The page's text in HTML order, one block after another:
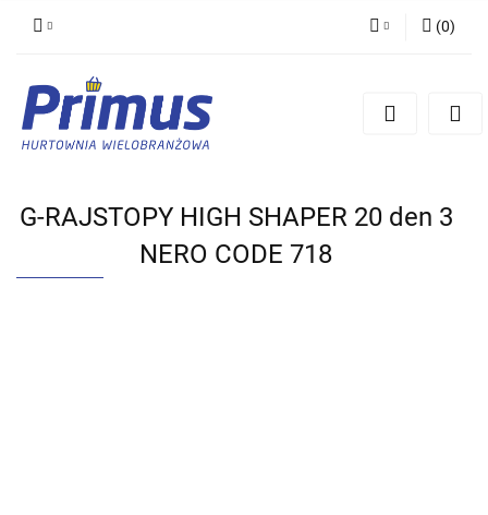
Zarejestruj się
(0)
G-RAJSTOPY HIGH SHAPER 20 den 3
NERO CODE 718